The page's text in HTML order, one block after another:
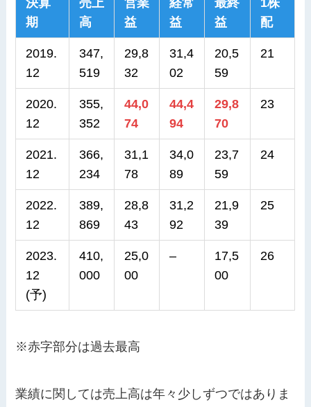
決算
期
売上
高
営業
益
経常
益
最終
益
1株
配
2019.
12
347,
519
29,8
32
31,4
02
20,5
59
21
2020.
12
355,
352
44,0
74
44,4
94
29,8
70
23
2021.
12
366,
234
31,1
78
34,0
89
23,7
59
24
2022.
12
389,
869
28,8
43
31,2
92
21,9
39
25
2023.
12
(予)
410,
000
25,0
00
–
17,5
00
26
※赤字部分は過去最高
業績に関しては売上高は年々少しずつではありま